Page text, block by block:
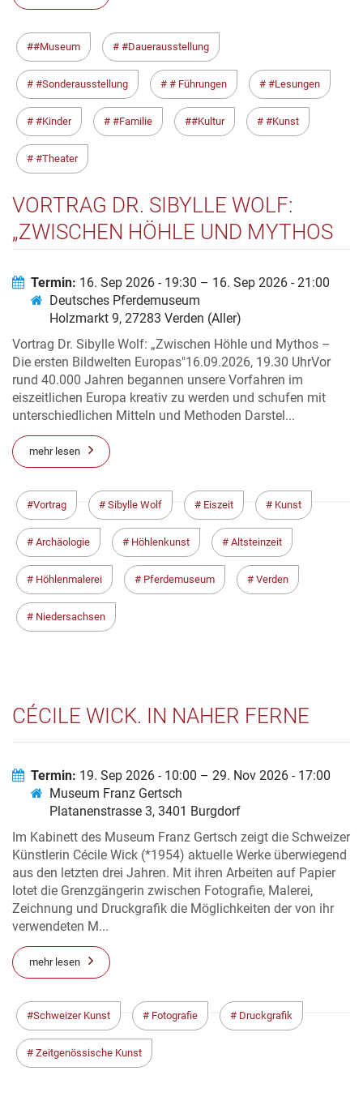
#Museum #Dauerausstellung
#Sonderausstellung # Führungen #Lesungen
#Kinder #Familie #Kultur #Kunst
#Theater
VORTRAG DR. SIBYLLE WOLF:
„ZWISCHEN HÖHLE UND MYTHOS
EUROPAS"
Termin: 16. Sep 2026 - 19:30 – 16. Sep 2026 - 21:00
Deutsches Pferdemuseum
Holzmarkt 9, 27283 Verden (Aller)
Vortrag Dr. Sibylle Wolf: „Zwischen Höhle und Mythos –
Die ersten Bildwelten Europas"16.09.2026, 19.30 UhrVor
rund 40.000 Jahren begannen unsere Vorfahren im
eiszeitlichen Europa kreativ zu werden und schufen mit
unterschiedlichen Mitteln und Methoden Darstel...
mehr lesen
Vortrag Sibylle Wolf Eiszeit Kunst
Archäologie Höhlenkunst Altsteinzeit
Höhlenmalerei Pferdemuseum Verden
Niedersachsen
CÉCILE WICK. IN NAHER FERNE
Termin: 19. Sep 2026 - 10:00 – 29. Nov 2026 - 17:00
Museum Franz Gertsch
Platanenstrasse 3, 3401 Burgdorf
Im Kabinett des Museum Franz Gertsch zeigt die Schweizer
Künstlerin Cécile Wick (*1954) aktuelle Werke überwiegend
aus den letzten drei Jahren. Mit ihren Arbeiten auf Papier
lotet die Grenzgängerin zwischen Fotografie, Malerei,
Zeichnung und Druckgrafik die Möglichkeiten der von ihr
verwendeten M...
mehr lesen
Schweizer Kunst Fotografie Druckgrafik
Zeitgenössische Kunst